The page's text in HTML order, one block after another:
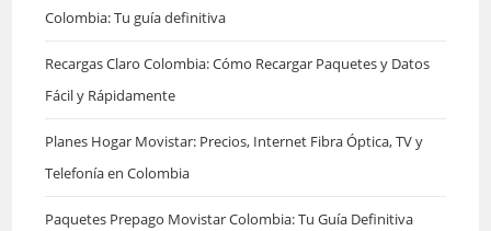
Colombia: Tu guía definitiva
Recargas Claro Colombia: Cómo Recargar Paquetes y Datos
Fácil y Rápidamente
Planes Hogar Movistar: Precios, Internet Fibra Óptica, TV y
Telefonía en Colombia
Paquetes Prepago Movistar Colombia: Tu Guía Definitiva